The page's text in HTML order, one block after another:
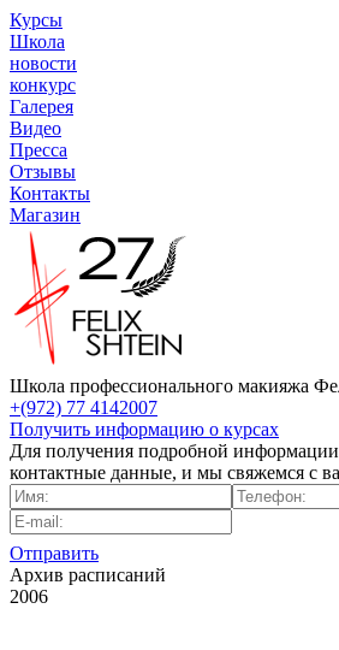
Курсы
Школа
новости
конкурс
Галерея
Видео
Пресса
Отзывы
Контакты
Магазин
Школа профессионального макияжа
+(972) 77 4142007
Получить информацию о курсах
Для получения подробной информации
контактные данные, и мы свяжемся с
Отправить
Архив расписаний
2006